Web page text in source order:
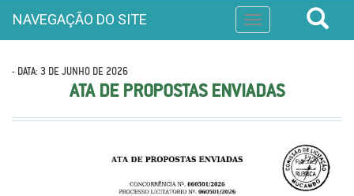
Toggle
navigation
NAVEGAÇÃO DO SITE
- DATA: 3 DE JUNHO DE 2026
ATA DE PROPOSTAS ENVIADAS